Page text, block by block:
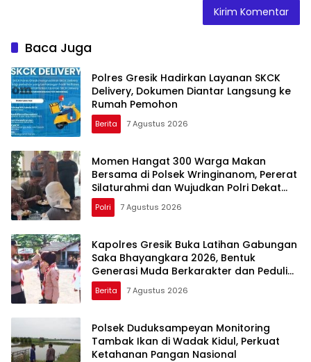
Baca Juga
Polres Gresik Hadirkan Layanan SKCK
Delivery, Dokumen Diantar Langsung ke
Rumah Pemohon
Berita 7 Agustus 2026
Momen Hangat 300 Warga Makan
Bersama di Polsek Wringinanom, Pererat
Silaturahmi dan Wujudkan Polri Dekat
dengan Masyarakat
Polri 7 Agustus 2026
Kapolres Gresik Buka Latihan Gabungan
Saka Bhayangkara 2026, Bentuk
Generasi Muda Berkarakter dan Peduli
Kamtibmas
Berita 7 Agustus 2026
Polsek Duduksampeyan Monitoring
Tambak Ikan di Wadak Kidul, Perkuat
Ketahanan Pangan Nasional